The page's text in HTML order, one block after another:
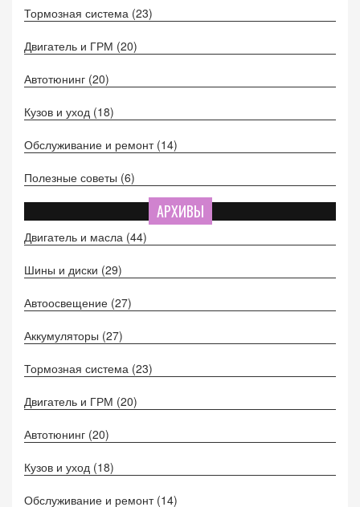
Тормозная система (23)
Двигатель и ГРМ (20)
Автотюнинг (20)
Кузов и уход (18)
Обслуживание и ремонт (14)
Полезные советы (6)
АРХИВЫ
Двигатель и масла (44)
Шины и диски (29)
Автоосвещение (27)
Аккумуляторы (27)
Тормозная система (23)
Двигатель и ГРМ (20)
Автотюнинг (20)
Кузов и уход (18)
Обслуживание и ремонт (14)